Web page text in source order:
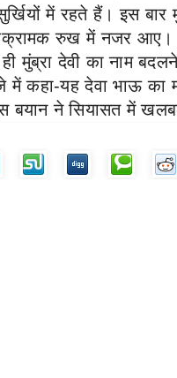
में रहते हैं। इस
रुख में नजर आए।
मुंब्रा देवी का नाम
कहा-यह देवा भाऊ का
बयान ने सियासत में